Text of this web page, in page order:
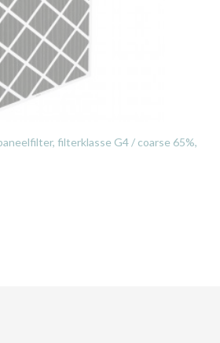
filterklasse G4 / coarse 65%,